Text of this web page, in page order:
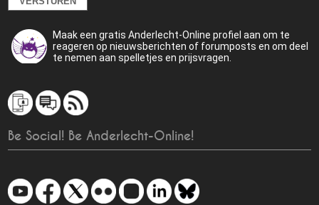
Maak een gratis Anderlecht-Online profiel aan om te
reageren op nieuwsberichten of forumposts en om deel
te nemen aan spelletjes en prijsvragen.
Be Social! Be Anderlecht-Online!